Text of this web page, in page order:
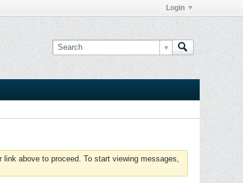
Login
above to proceed. To start viewing messages,